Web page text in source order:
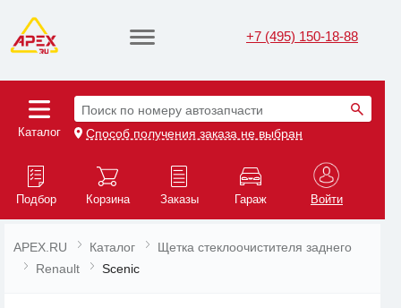
+7 (495) 150-18-88
Каталог
Поиск по номеру автозапчасти
Способ получения заказа не выбран
Подбор Корзина Заказы Гараж Войти
APEX.RU Каталог
Щетка стеклоочистителя заднего
Renault
Scenic